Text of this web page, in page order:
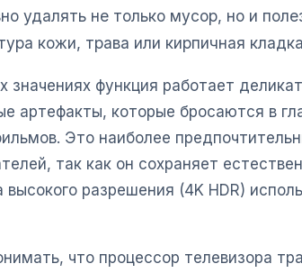
удалять не только мусор, но и
кожи, трава или кирпичная
значениях функция работает
артефакты, которые бросаются в
Это наиболее
так как он сохраняет
высокого разрешения (4K HDR)
что процессор телевизора